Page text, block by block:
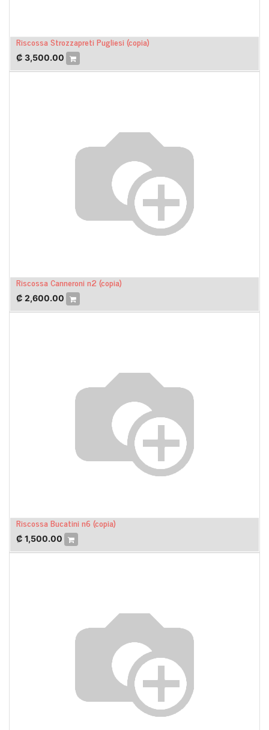
Riscossa Strozzapreti Pugliesi (copia)
₡ 3,500.00
Riscossa Canneroni n2 (copia)
₡ 2,600.00
Riscossa Bucatini n6 (copia)
₡ 1,500.00